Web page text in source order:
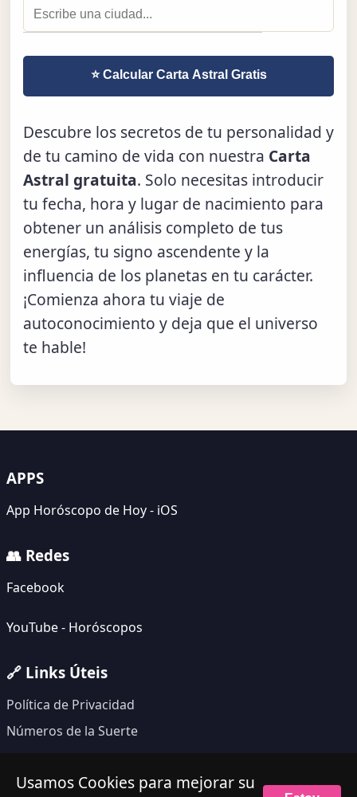
⭐ Calcular Carta Astral Gratis
Descubre los secretos de tu personalidad y
de tu camino de vida con nuestra Carta
Astral gratuita. Solo necesitas introducir
tu fecha, hora y lugar de nacimiento para
obtener un análisis completo de tus
energías, tu signo ascendente y la
influencia de los planetas en tu carácter.
¡Comienza ahora tu viaje de
autoconocimiento y deja que el universo
te hable!
APPS
App Horóscopo de Hoy - iOS
👥 Redes
Facebook
YouTube - Horóscopos
🔗 Links Úteis
Política de Privacidad
Números de la Suerte
Usamos Cookies para mejorar su